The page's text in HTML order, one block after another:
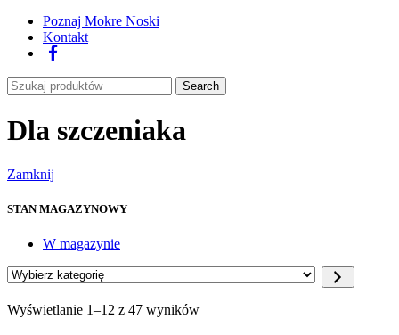
Poznaj Mokre Noski
Kontakt
Search
Dla szczeniaka
Zamknij
STAN MAGAZYNOWY
W magazynie
Wybierz
Wyświetlanie 1–12 z 47 wyników